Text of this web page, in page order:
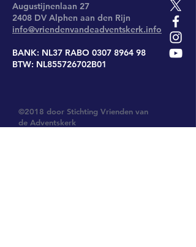
Augustijnenlaan 27
2408 DV Alphen aan den Rijn
info@vriendenvandeadventskerk.info
BANK: NL37 RABO 0307 8964 98
BTW: NL855726702B01
©2018 door Stichting Vrienden van
de Adventskerk